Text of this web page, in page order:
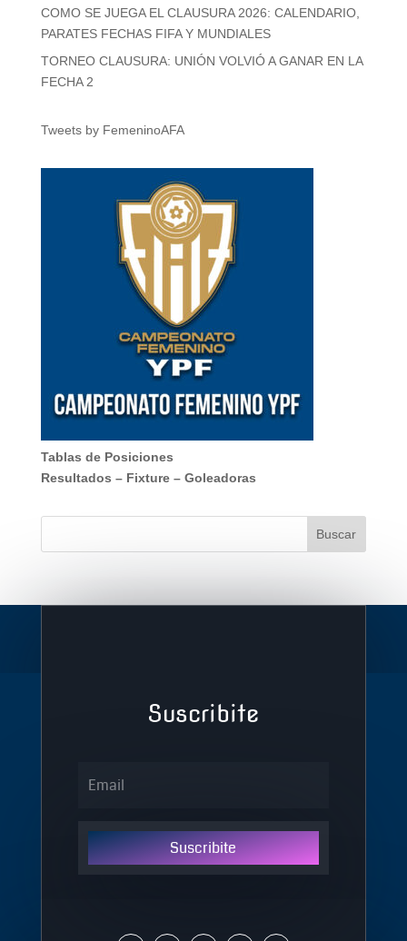
COMO SE JUEGA EL CLAUSURA 2026: CALENDARIO,
PARATES FECHAS FIFA Y MUNDIALES
TORNEO CLAUSURA: UNIÓN VOLVIÓ A GANAR EN LA
FECHA 2
Tweets by FemeninoAFA
Tablas de Posiciones
Resultados – Fixture– Goleadoras
Suscribite
Suscribite